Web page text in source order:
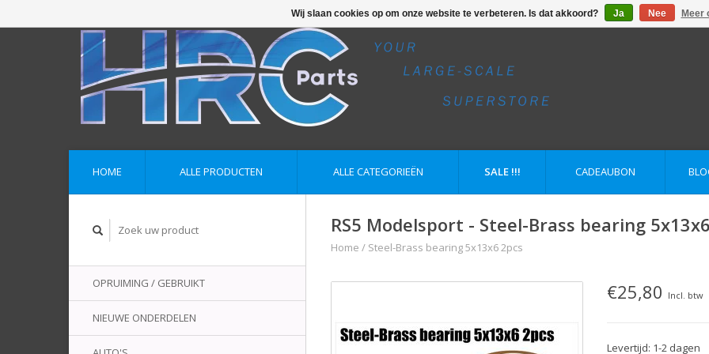
HOME ALLE PRODUCTEN ALLE CATEGORIEËN SALE !!! CADEAUBON
OPRUIMING / GEBRUIKT
NIEUWE ONDERDELEN
RS5 Modelsport - Steel-Brass bearing
Home / Steel-Brass bearing 5x13x6 2pcs
€25,80 Incl. btw
Levertijd: 1-2 dagen
Wij slaan cookies op om onze website te verbeteren. Is dat akkoord? Ja Nee Meer